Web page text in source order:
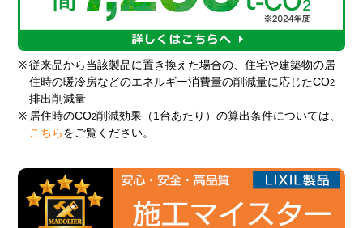
※ 従来品から当該製品に置き換えた場合の、住宅や建築物の居
住時の暖冷房などのエネルギー消費量の削減量に応じたCO2
排出削減量
※ 居住時のCO2削減効果（1台あたり）の算出条件については、
こちら をご覧ください。